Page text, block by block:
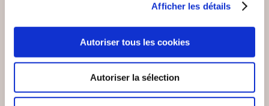
Afficher les détails
Autoriser tous les cookies
Autoriser la sélection
NEW